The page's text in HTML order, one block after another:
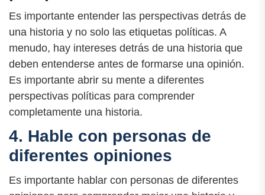
Es importante entender las perspectivas detrás de
una historia y no solo las etiquetas políticas. A
menudo, hay intereses detrás de una historia que
deben entenderse antes de formarse una opinión.
Es importante abrir su mente a diferentes
perspectivas políticas para comprender
completamente una historia.
4. Hable con personas de
diferentes opiniones
Es importante hablar con personas de diferentes